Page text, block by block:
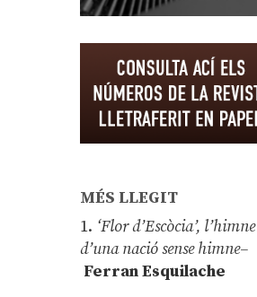
MÉS LLEGIT
1. ‘Flor d’Escòcia’, l’himne
d’una nació sense himne–
Ferran Esquilache